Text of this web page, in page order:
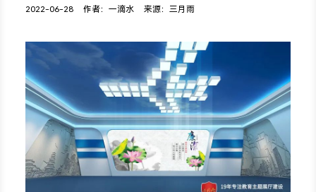
2022-06-28 作者：一滴水 来源：三月雨